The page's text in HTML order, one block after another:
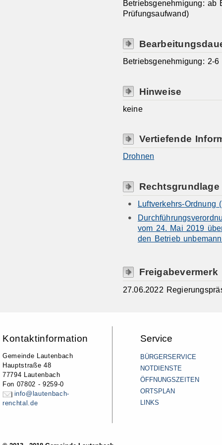
Betriebsgenehmigung: ab
Prüfungsaufwand)
Betriebsgenehmigung: 2-
Hinweise
keine
Vertiefende
Drohnen
Rechtsgrundlage
Luftverkehrs-Ordnung
vom 24. Mai 2019
den Betrieb
Freigabevermerk
27.06.2022
Kontaktinformation
Gemeinde Lautenbach
Hauptstraße 48
77794 Lautenbach
Fon 07802 - 9259-0
info@lautenbach-
renchtal.de
Service
BÜRGERSERVICE
NOTDIENSTE
ÖFFNUNGSZEITEN
ORTSPLAN
LINKS